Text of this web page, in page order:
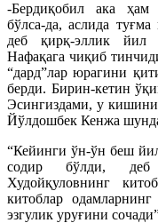
-Бердиқобил ака ҳам
бўлса-да, аслида
деб қирқ-эллик йил
Нафақага чиқиб
“дард”лар юрагини
берди. Бирин-кетин
Эсингиздами, у
Йўлдошбек Кенжа
“Кейинги ўн-ўн беш
содир бўлди, деб
Худойқуловнинг
китоблар
эзгулик уруғини